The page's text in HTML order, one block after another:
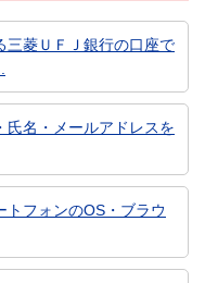
三菱ＵＦＪ銀行の口座で
氏名・メールアドレスを
トフォンのOS・ブラウ